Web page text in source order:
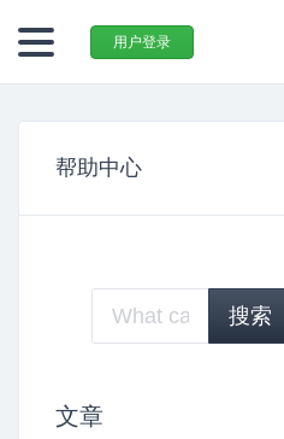
用户登录
帮助中心
文章